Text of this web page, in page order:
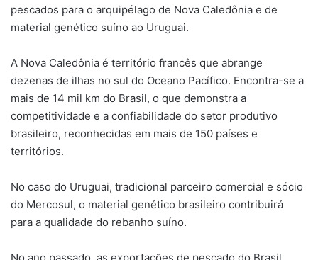
pescados para o arquipélago de Nova Caledônia e de
material genético suíno ao Uruguai.
A Nova Caledônia é território francês que abrange
dezenas de ilhas no sul do Oceano Pacífico. Encontra-se a
mais de 14 mil km do Brasil, o que demonstra a
competitividade e a confiabilidade do setor produtivo
brasileiro, reconhecidas em mais de 150 países e
territórios.
No caso do Uruguai, tradicional parceiro comercial e sócio
do Mercosul, o material genético brasileiro contribuirá
para a qualidade do rebanho suíno.